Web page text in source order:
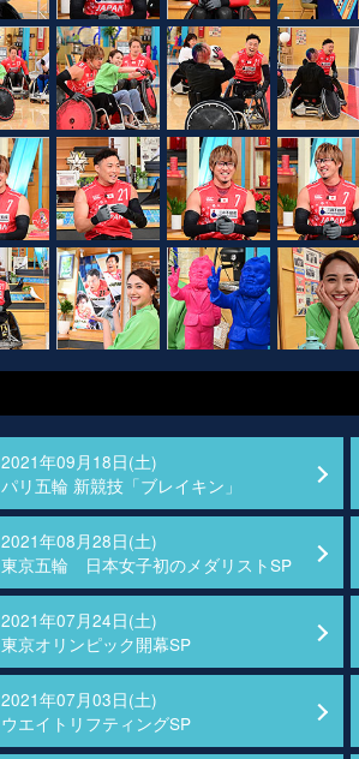
2021年09月18日(土)
パリ五輪 新競技「ブレイキン」
2021年08月28日(土)
東京五輪 日本女子初のメダリストSP
2021年07月24日(土)
東京オリンピック開幕SP
2021年07月03日(土)
ウエイトリフティングSP